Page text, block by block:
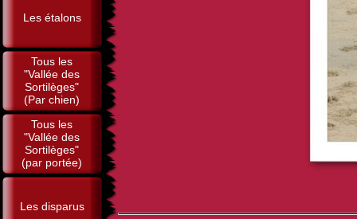
Les étalons
Tous les
"Vallée des
Sortilèges"
(Par chien)
Tous les
"Vallée des
Sortilèges"
(par portée)
Les disparus